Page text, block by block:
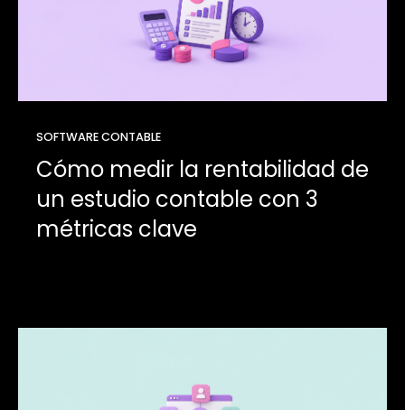
SOFTWARE CONTABLE
Cómo medir la rentabilidad de
un estudio contable con 3
métricas clave